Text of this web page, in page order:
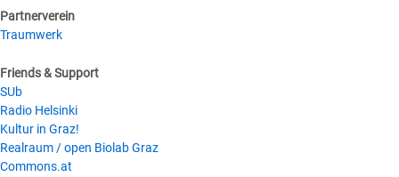
Partnerverein
Traumwerk
Friends & Support
SUb
Radio Helsinki
Kultur in Graz!
Realraum / open Biolab Graz
Commons.at